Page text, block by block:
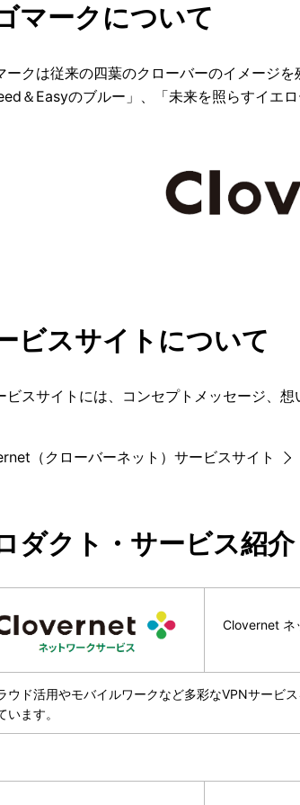
マークについて
ークは従来の四葉のクローバーのイメージ
＆Easyのブルー」、「未来を照らすイエ
ビスサイトについて
ビスサイトには、コンセプトメッセージ、
（クローバーネット）サービスサイト
ダクト・サービス紹介
Clovernet ネ
ウド活用やモバイルワークなど多彩なVPNサービ
います。